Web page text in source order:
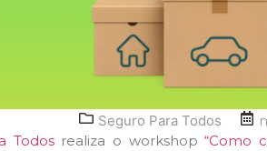
Seguro Para Todos
Todosrealiza o workshop“Como